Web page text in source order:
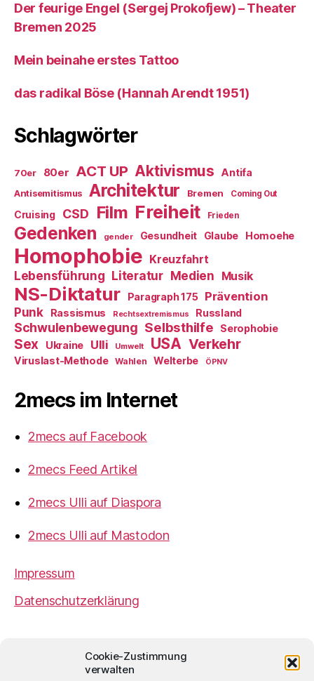
Cookie-Zustimmung
verwalten
Der feurige Engel (Sergej Prokofjew) – Theater
Bremen 2025
Mein beinahe erstes Tattoo
das radikal Böse (Hannah Arendt 1951)
Schlagwörter
70er 80er ACT UP Aktivismus Antifa
Antisemitismus Architektur Bremen Coming Out
Cruising CSD Film Freiheit Frieden
Gedenken gender Gesundheit Glaube Homoehe
Homophobie Kreuzfahrt
Lebensführung Literatur Medien Musik
NS-Diktatur Paragraph 175
Prävention
Punk
Rassismus Rechtsextremismus Russland
Schwulenbewegung Selbsthilfe Serophobie
Sex Ukraine Ulli Umwelt USA Verkehr
Viruslast-Methode Wahlen Welterbe ÖPNV
2mecs im Internet
2mecs auf Facebook
2mecs Feed Artikel
2mecs Ulli auf Diaspora
2mecs Ulli auf Mastodon
Impressum
Datenschutzerklärung
Ulrich Würdemannist sofern nicht
anders angegeben lizenziert unter einer
Creative